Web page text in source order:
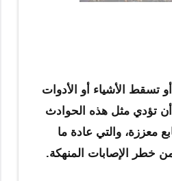
الأشياء أو الأدوات
أن تؤدي مثل هذه الحوادث
معززة، والتي عادة ما
خطر الإصابات المنهكة.